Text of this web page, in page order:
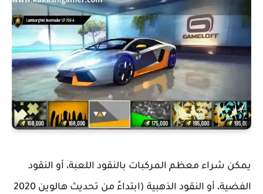
يمكن شراء معظم المركبات بالنقود اللعبة، أو النقود
الفضية، أو النقود الذهبية (ابتداءً من تحديث هالوين 2020